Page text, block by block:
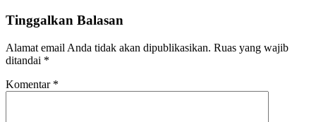
Tinggalkan Balasan
Alamat email Anda tidak akan dipublikasikan. Ruas yang wajib
ditandai *
Komentar *